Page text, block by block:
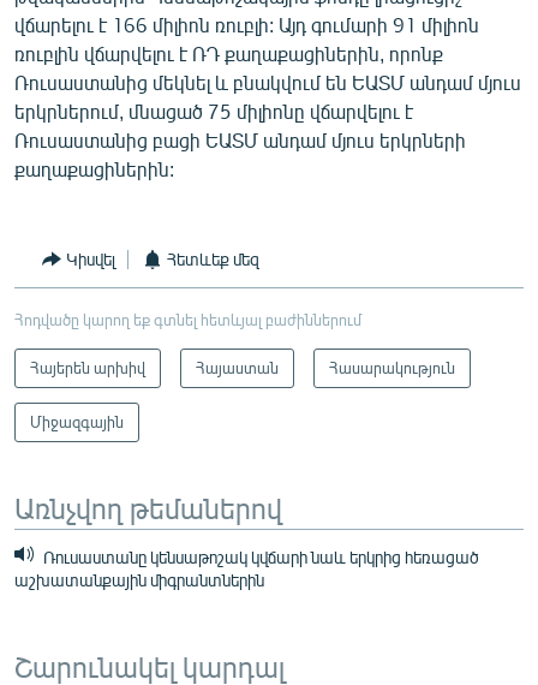
վճարելու է 166 միլիոն ռուբլի: Այդ գումարի 91 միլիոն
ռուբլին վճարվելու է ՌԴ քաղաքացիներին, որոնք
Ռուսաստանից մեկնել և բնակվում են ԵԱՏՄ անդամ մյուս
երկրներում, մնացած 75 միլիոնը վճարվելու է
Ռուսաստանից բացի ԵԱՏՄ անդամ մյուս երկրների
քաղաքացիներին:
Կիսվել Հետևեք մեզ
Հոդվածը կարող եք գտնել հետևյալ բաժիններում
Հայերեն արխիվ Հայաստան Հասարակություն
Միջազգային
Առնչվող թեմաներով
Ռուսաստանը կենսաթոշակ կվճարի նաև երկրից հեռացած
աշխատանքային միգրանտներին
Շարունակել կարդալ